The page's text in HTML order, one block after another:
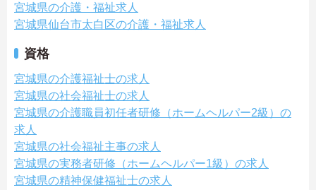
宮城県の介護・福祉求人
宮城県仙台市太白区の介護・福祉求人
資格
宮城県の介護福祉士の求人
宮城県の社会福祉士の求人
宮城県の介護職員初任者研修（ホームヘルパー2級）の
求人
宮城県の社会福祉主事の求人
宮城県の実務者研修（ホームヘルパー1級）の求人
宮城県の精神保健福祉士の求人